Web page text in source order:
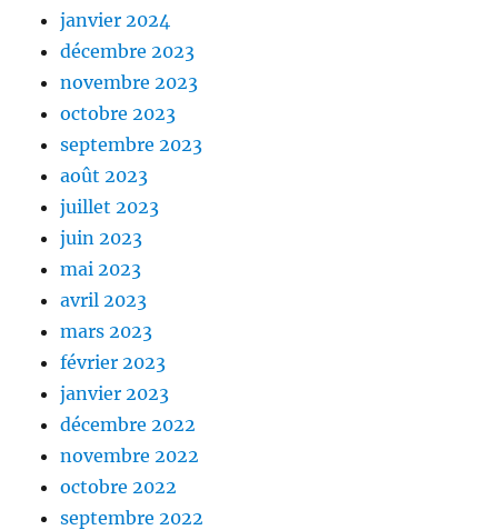
janvier 2024
décembre 2023
novembre 2023
octobre 2023
septembre 2023
août 2023
juillet 2023
juin 2023
mai 2023
avril 2023
mars 2023
février 2023
janvier 2023
décembre 2022
novembre 2022
octobre 2022
septembre 2022